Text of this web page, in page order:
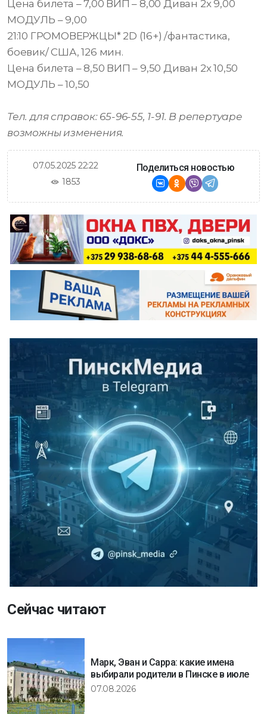
Цена билета – 7,00 ВИП – 8,00 Диван 2х 9,00
МОДУЛЬ – 9,00
21:10 ГРОМОВЕРЖЦЫ* 2D (16+) /фантастика,
боевик/ США, 126 мин.
Цена билета – 8,50 ВИП – 9,50 Диван 2х 10,50
МОДУЛЬ – 10,50
Тел. для справок: 65-96-55, 1-91. В репертуаре
возможны изменения.
07.05.2025 22:22
1853
Поделиться новостью
Сейчас читают
Марк, Эван и Сарра: какие имена
выбирали родители в Пинске в июле
07.08.2026